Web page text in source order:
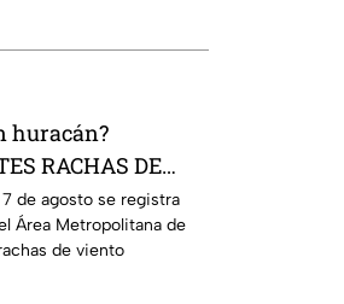
huracán?
RACHAS DE
los 60 km/h
de agosto se registra
Área Metropolitana de
de viento